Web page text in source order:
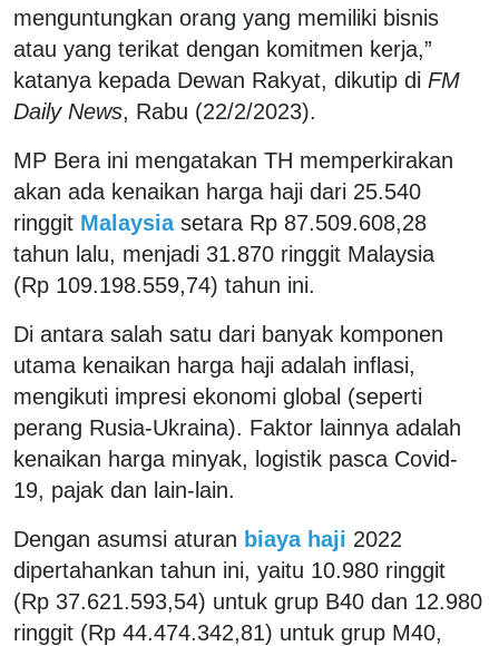
menguntungkan orang yang memiliki bisnis
atau yang terikat dengan komitmen kerja,”
katanya kepada Dewan Rakyat, dikutip di FM
Daily News, Rabu (22/2/2023).
MP Bera ini mengatakan TH memperkirakan
akan ada kenaikan harga haji dari 25.540
ringgit Malaysia setara Rp 87.509.608,28
tahun lalu, menjadi 31.870 ringgit Malaysia
(Rp 109.198.559,74) tahun ini.
Di antara salah satu dari banyak komponen
utama kenaikan harga haji adalah inflasi,
mengikuti impresi ekonomi global (seperti
perang Rusia-Ukraina). Faktor lainnya adalah
kenaikan harga minyak, logistik pasca Covid-
19, pajak dan lain-lain.
Dengan asumsi aturan biaya haji 2022
dipertahankan tahun ini, yaitu 10.980 ringgit
(Rp 37.621.593,54) untuk grup B40 dan 12.980
ringgit (Rp 44.474.342,81) untuk grup M40,